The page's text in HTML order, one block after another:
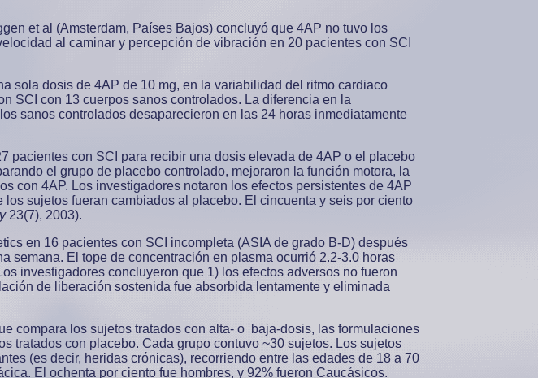
et al (Amsterdam, Países Bajos) concluyó que 4AP no tuvo los
al caminar y percepción de vibración en 20 pacientes con SCI
sola dosis de 4AP de 10 mg, en la variabilidad del ritmo cardiaco
SCI con 13 cuerpos sanos controlados. La diferencia en la
sanos controlados desaparecieron en las 24 horas inmediatamente
pacientes con SCI para recibir una dosis elevada de 4AP o el placebo
el grupo de placebo controlado, mejoraron la función motora, la
con 4AP. Los investigadores notaron los efectos persistentes de 4AP
sujetos fueran cambiados al placebo. El cincuenta y seis por ciento
23(7), 2003).
en 16 pacientes con SCI incompleta (ASIA de grado B-D) después
semana. El tope de concentración en plasma ocurrió 2.2-3.0 horas
investigadores concluyeron que 1) los efectos adversos no fueron
de liberación sostenida fue absorbida lentamente y eliminada
compara los sujetos tratados con alta- o baja-dosis, las formulaciones
tratados con placebo. Cada grupo contuvo ~30 sujetos. Los sujetos
(es decir, heridas crónicas), recorriendo entre las edades de 18 a 70
El ochenta por ciento fue hombres, y 92% fueron Caucásicos.